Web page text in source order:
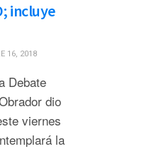
incluye
16, 2018
Debate
dio
viernes
la